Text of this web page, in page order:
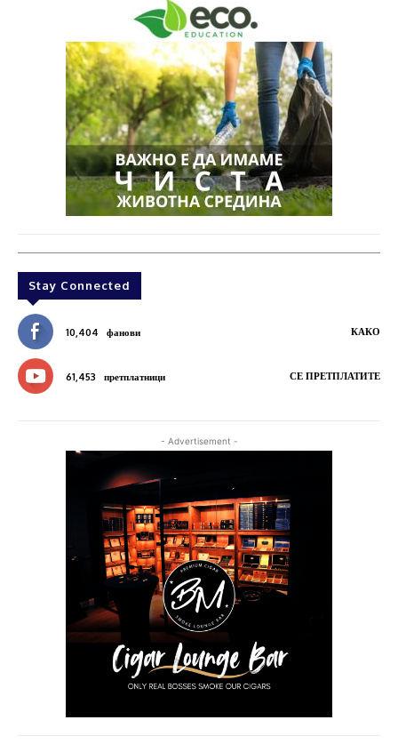
Stay Connected
10,404 фанови КАКО
61,453 претплатници СЕ ПРЕТПЛАТИТЕ
- Advertisement -